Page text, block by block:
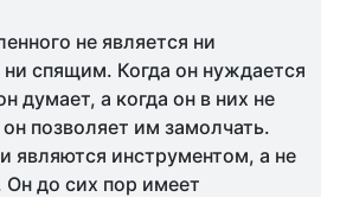
не является ни
спящим. Когда он нуждается
думает, а когда он в них не
позволяет им замолчать.
являются инструментом, а не
до сих пор имеет